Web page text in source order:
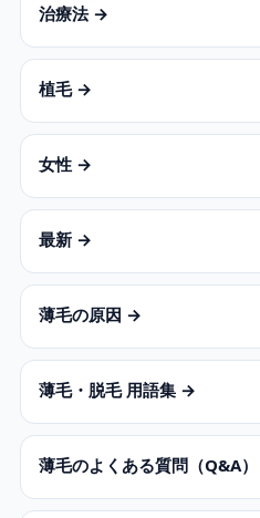
治療法 →
植毛 →
女性 →
最新 →
薄毛の原因 →
薄毛・脱毛 用語集 →
薄毛のよくある質問（Q&A